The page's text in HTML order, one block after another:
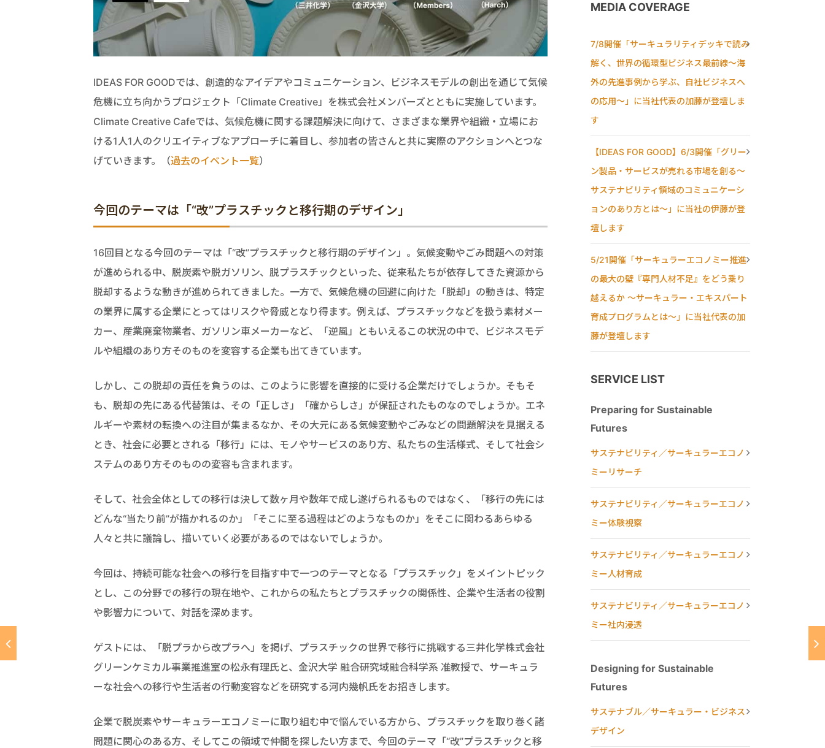
IDEAS FOR GOODでは、創造的なアイデアやコミュニケーション、ビジネスモデルの創出を通じて気候
危機に立ち向かうプロジェクト「Climate Creative」を株式会社メンバーズとともに実施しています。
Climate Creative Cafeでは、気候危機に関する課題解決に向けて、さまざまな業界や組織・立場にお
ける1人1人のクリエイティブなアプローチに着目し、参加者の皆さんと共に実際のアクションへとつな
げていきます。（過去のイベント一覧）
今回のテーマは「“改”プラスチックと移行期のデザイン」
16回目となる今回のテーマは「“改”プラスチックと移行期のデザイン」。気候変動やごみ問題への対策
が進められる中、脱炭素や脱ガソリン、脱プラスチックといった、従来私たちが依存してきた資源から
脱却するような動きが進められてきました。一方で、気候危機の回避に向けた「脱却」の動きは、特定
の業界に属する企業にとってはリスクや脅威となり得ます。例えば、プラスチックなどを扱う素材メー
カー、産業廃棄物業者、ガソリン車メーカーなど、「逆風」ともいえるこの状況の中で、ビジネスモデ
ルや組織のあり方そのものを変容する企業も出てきています。
しかし、この脱却の責任を負うのは、このように影響を直接的に受ける企業だけでしょうか。そもそ
も、脱却の先にある代替策は、その「正しさ」「確からしさ」が保証されたものなのでしょうか。エネ
ルギーや素材の転換への注目が集まるなか、その大元にある気候変動やごみなどの問題解決を見据える
とき、社会に必要とされる「移行」には、モノやサービスのあり方、私たちの生活様式、そして社会シ
ステムのあり方そのものの変容も含まれます。
そして、社会全体としての移行は決して数ヶ月や数年で成し遂げられるものではなく、「移行の先には
どんな“当たり前”が描かれるのか」「そこに至る過程はどのようなものか」をそこに関わるあらゆる
人々と共に議論し、描いていく必要があるのではないでしょうか。
今回は、持続可能な社会への移行を目指す中で一つのテーマとなる「プラスチック」をメイントピック
とし、この分野での移行の現在地や、これからの私たちとプラスチックの関係性、企業や生活者の役割
や影響力について、対話を深めます。
ゲストには、「脱プラから改プラへ」を掲げ、プラスチックの世界で移行に挑戦する三井化学株式会社
グリーンケミカル事業推進室の松永有理氏と、金沢大学 融合研究域融合科学系 准教授で、サーキュラ
ーな社会への移行や生活者の行動変容などを研究する河内幾帆氏をお招きします。
企業で脱炭素やサーキュラーエコノミーに取り組む中で悩んでいる方から、プラスチックを取り巻く諸
問題に関心のある方、そしてこの領域で仲間を探したい方まで、今回のテーマ「“改”プラスチックと移
MEDIA COVERAGE
7/8開催「サーキュラリティデッキで読み
解く、世界の循環型ビジネス最前線〜海
外の先進事例から学ぶ、自社ビジネスへ
の応用〜」に当社代表の加藤が登壇しま
す
【IDEAS FOR GOOD】6/3開催「グリー
ン製品・サービスが売れる市場を創る〜
サステナビリティ領域のコミュニケーシ
ョンのあり方とは〜」に当社の伊藤が登
壇します
5/21開催「サーキュラーエコノミー推進
の最大の壁『専門人材不足』をどう乗り
越えるか ～サーキュラー・エキスパート
育成プログラムとは～」に当社代表の加
藤が登壇します
SERVICE LIST
Preparing for Sustainable
Futures
サステナビリティ／サーキュラーエコノ
ミーリサーチ
サステナビリティ／サーキュラーエコノ
ミー体験視察
サステナビリティ／サーキュラーエコノ
ミー人材育成
サステナビリティ／サーキュラーエコノ
ミー社内浸透
Designing for Sustainable
Futures
サステナブル／サーキュラー・ビジネス
デザイン